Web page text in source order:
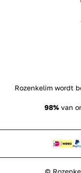
Rozenkelim wordt
98%van
©